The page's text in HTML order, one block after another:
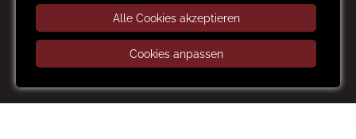
Alle Cookies akzeptieren
Cookies anpassen